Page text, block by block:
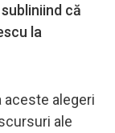
că
la
aceste alegeri
ale